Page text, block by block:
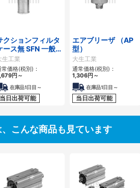
クションフィルタ
ース無 SFN 一般
動油用
生工業
常価格(税別)：
円～
在庫品1日目～
当日出荷可能
エアブリーザ （AP
型）
大生工業
通常価格(税別)：
1,306円～
在庫品1日目～
当日出荷可能
こんな商品も見ています